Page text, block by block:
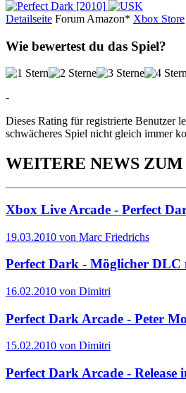
Detailseite Forum Amazon* Xbox Store
Wie bewertest du das Spiel?
-
Dieses Rating für registrierte Benutzer
schwächeres Spiel nicht gleich immer
WEITERE NEWS
Xbox Live Arcade - Perfect
19.03.2010 von Marc Friedrichs
Perfect Dark - Möglicher DLC
16.02.2010 von Dimitri
Perfect Dark Arcade - Peter
15.02.2010 von Dimitri
Perfect Dark Arcade - Release